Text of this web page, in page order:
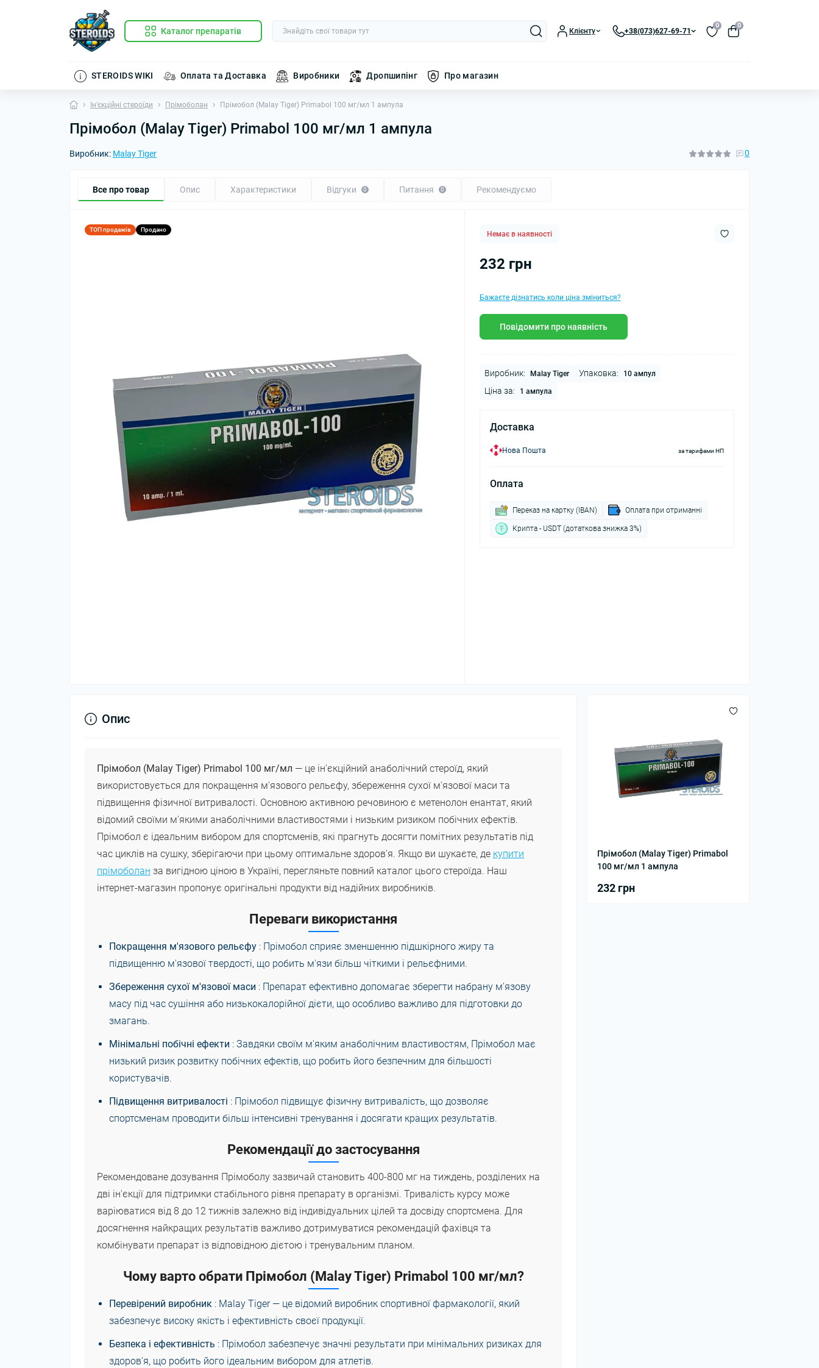
Каталог препаратів Клієнту +38(073)627-69-71
0 0
STEROIDS WIKI Оплата та Доставка Виробники Дропшипінг Про магазин
Ін'єкційні стероїди Прімоболан Прімобол (Malay Tiger) Primabol 100 мг/мл 1 ампула
Прімобол (Malay Tiger) Primabol 100 мг/мл 1 ампула
Виробник: Malay Tiger 0
Все про товар Опис Характеристики Відгуки 0 Питання 0 Рекомендуємо
ТОП продажів Продано Немає в наявності
232 грн
Бажаєте дізнатись коли ціна зміниться?
Повідомити про наявність
Виробник: Malay Tiger Упаковка: 10 ампул
Ціна за: 1 ампула
Доставка
Нова Пошта за тарифами НП
Оплата
Переказ на картку (IBAN) Оплата при отриманні
Крипта - USDT (дотаткова знижка 3%)
Прімобол (Malay Tiger) Primabol
100 мг/мл 1 ампула
232 грн
Опис
Прімобол (Malay Tiger) Primabol 100 мг/мл — це ін'єкційний анаболічний стероїд, який
використовується для покращення м'язового рельєфу, збереження сухої м'язової маси та
підвищення фізичної витривалості. Основною активною речовиною є метенолон енантат, який
відомий своїми м'якими анаболічними властивостями і низьким ризиком побічних ефектів.
Прімобол є ідеальним вибором для спортсменів, які прагнуть досягти помітних результатів під
час циклів на сушку, зберігаючи при цьому оптимальне здоров'я. Якщо ви шукаєте, де купити
прімоболан за вигідною ціною в Україні, перегляньте повний каталог цього стероїда. Наш
інтернет-магазин пропонує оригінальні продукти від надійних виробників.
Переваги використання
Покращення м'язового рельєфу : Прімобол сприяє зменшенню підшкірного жиру та
підвищенню м'язової твердості, що робить м'язи більш чіткими і рельєфними.
Збереження сухої м'язової маси : Препарат ефективно допомагає зберегти набрану м'язову
масу під час сушіння або низькокалорійної дієти, що особливо важливо для підготовки до
змагань.
Мінімальні побічні ефекти : Завдяки своїм м'яким анаболічним властивостям, Прімобол має
низький ризик розвитку побічних ефектів, що робить його безпечним для більшості
користувачів.
Підвищення витривалості : Прімобол підвищує фізичну витривалість, що дозволяє
спортсменам проводити більш інтенсивні тренування і досягати кращих результатів.
Рекомендації до застосування
Рекомендоване дозування Прімоболу зазвичай становить 400-800 мг на тиждень, розділених на
дві ін'єкції для підтримки стабільного рівня препарату в організмі. Тривалість курсу може
варіюватися від 8 до 12 тижнів залежно від індивідуальних цілей та досвіду спортсмена. Для
досягнення найкращих результатів важливо дотримуватися рекомендацій фахівця та
комбінувати препарат із відповідною дієтою і тренувальним планом.
Чому варто обрати Прімобол (Malay Tiger) Primabol 100 мг/мл?
Перевірений виробник : Malay Tiger — це відомий виробник спортивної фармакології, який
забезпечує високу якість і ефективність своєї продукції.
Безпека і ефективність : Прімобол забезпечує значні результати при мінімальних ризиках для
здоров'я, що робить його ідеальним вибором для атлетів.